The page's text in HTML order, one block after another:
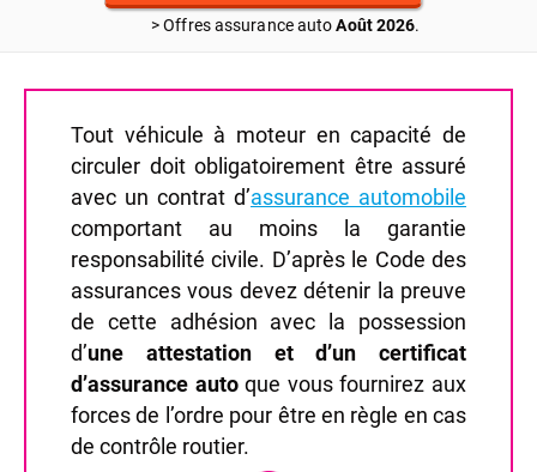
> Offres assurance autoAoût 2026.
Tout véhicule à moteur en capacité de
circuler doit obligatoirement être assuré
avec un contrat d’assurance automobile
comportant au moins la garantie
responsabilité civile. D’après le Code des
assurances vous devez détenir la preuve
de cette adhésion avec la possession
d’une attestation et d’un certificat
d’assurance autoque vous fournirez aux
forces de l’ordre pour être en règle en cas
de contrôle routier.